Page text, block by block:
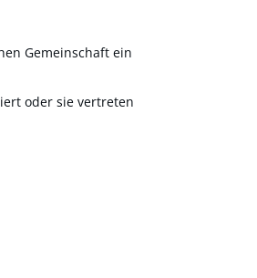
Gemeinschaft ein
oder sie vertreten